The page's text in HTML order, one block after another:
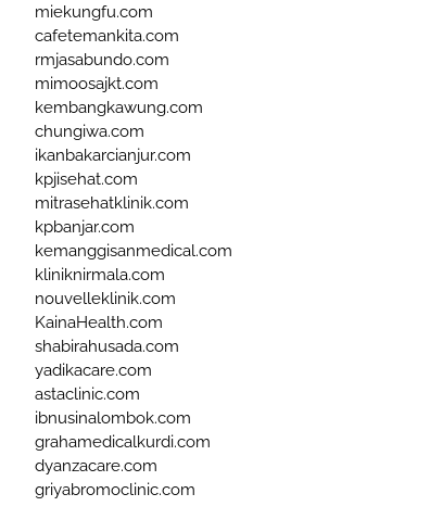
miekungfu.com
cafetemankita.com
rmjasabundo.com
mimoosajkt.com
kembangkawung.com
chungiwa.com
ikanbakarcianjur.com
kpjisehat.com
mitrasehatklinik.com
kpbanjar.com
kemanggisanmedical.com
kliniknirmala.com
nouvelleklinik.com
KainaHealth.com
shabirahusada.com
yadikacare.com
astaclinic.com
ibnusinalombok.com
grahamedicalkurdi.com
dyanzacare.com
griyabromoclinic.com